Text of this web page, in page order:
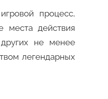
процесс,
места действия
не менее
легендарных